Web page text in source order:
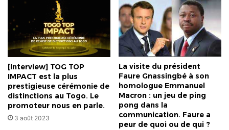
[Interview] TOG TOP
IMPACT est la plus
prestigieuse cérémonie de
distinctions au Togo. Le
promoteur nous en parle.
3 août 2023
La visite du président
Faure Gnassingbé à son
homologue Emmanuel
Macron : un jeu de ping
pong dans la
communication. Faure a
peur de quoi ou de qui ?